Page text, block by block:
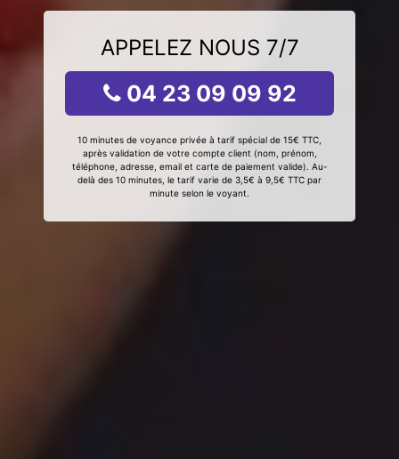
APPELEZ NOUS 7/7
04 23 09 09 92
10 minutes de voyance privée à tarif spécial de 15€ TTC,
après validation de votre compte client (nom, prénom,
téléphone, adresse, email et carte de paiement valide). Au-
delà des 10 minutes, le tarif varie de 3,5€ à 9,5€ TTC par
minute selon le voyant.